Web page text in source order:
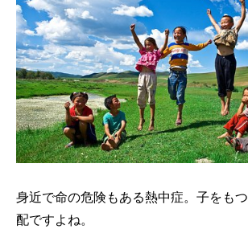
身近で命の危険もある熱中症。子をも
配ですよね。